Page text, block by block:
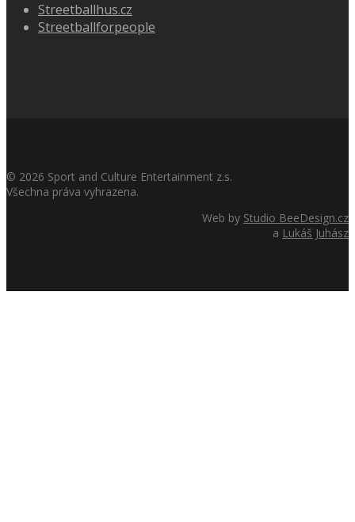
Streetballhus.cz
Streetballforpeople
© 2026 Sport and Culture Entertainment z.s.
Všechna práva vyhrazena.
Web by Studio BeeDesign.cz
a Lukáš Juhász